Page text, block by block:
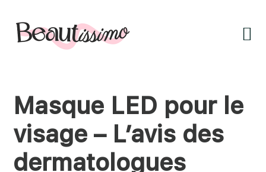
contenu
Masque LED pour le
visage – L’avis des
dermatologues